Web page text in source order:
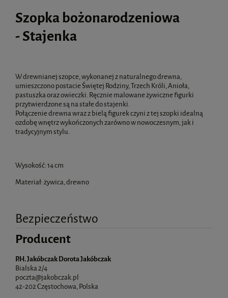
Szopka bożonarodzeniowa
- Stajenka
W drewnianej szopce, wykonanej z naturalnego drewna,
umieszczono postacie Świętej Rodziny, Trzech Króli, Anioła,
pastuszka oraz owieczki. Ręcznie malowane żywiczne figurki
przytwierdzone są na stałe do stajenki.
Połączenie drewna wraz z bielą figurek czyni z tej szopki idealną
ozdobę wnętrz wykończonych zarówno w nowoczesnym, jak i
tradycyjnym stylu.
Wysokość: 14 cm
Materiał: żywica, drewno
Bezpieczeństwo
Producent
P.H. Jakóbczak Dorota Jakóbczak
Bialska 2/4
poczta@jakobczak.pl
42-202 Częstochowa, Polska